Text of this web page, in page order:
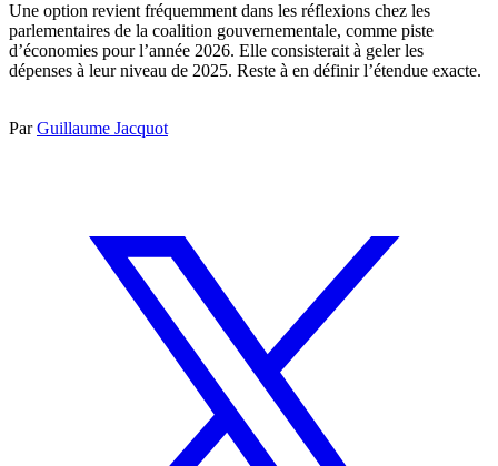
Une option revient fréquemment dans les réflexions chez les
parlementaires de la coalition gouvernementale, comme piste
d’économies pour l’année 2026. Elle consisterait à geler les
dépenses à leur niveau de 2025. Reste à en définir l’étendue exacte.
ParGuillaume Jacquot